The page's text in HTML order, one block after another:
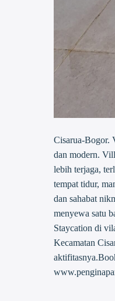
Cisarua-Bogor.
dan modern.
lebih terjaga,
tempat tidur,
dan sahabat
menyewa satu
Staycation di
Kecamatan